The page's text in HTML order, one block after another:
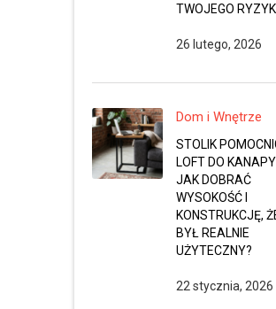
TWOJEGO
26 lutego, 2026
Dom i Wnętrze
STOLIK
LOFT DO
JAK DOBRAĆ
WYSOKOŚĆ I
KONSTRUKCJĘ,
BYŁ REALNIE
UŻYTECZNY?
22 stycznia, 2026